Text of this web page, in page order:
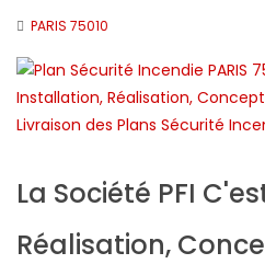
PARIS 75010
La Société PFI
Réalisation,